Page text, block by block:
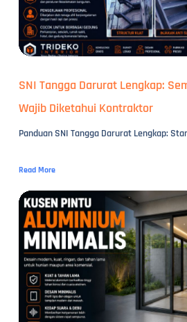
SNI Tangga Darurat Lengkap:
Wajib Diketahui Kontraktor
Panduan SNI Tangga Darurat Lengkap:
Read More